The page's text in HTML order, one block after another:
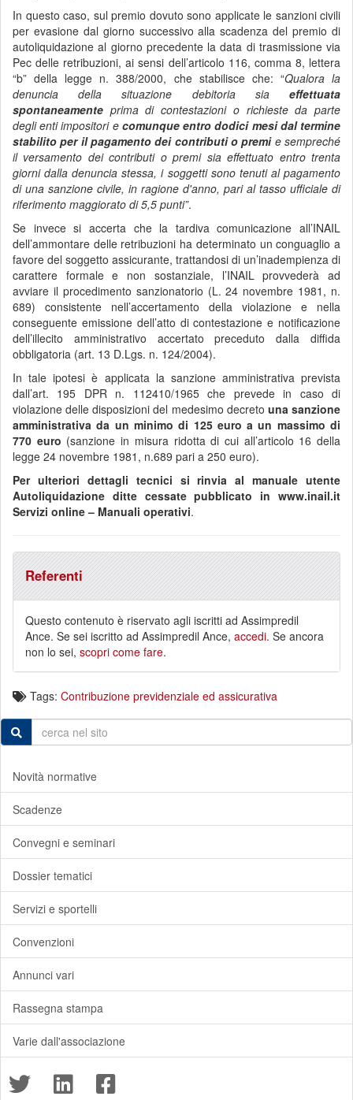
In questo caso, sul premio dovuto sono applicate le sanzioni civili
per evasione dal giorno successivo alla scadenza del premio di
autoliquidazione al giorno precedente la data di trasmissione via
Pec delle retribuzioni, ai sensi dell’articolo 116, comma 8, lettera
“b” della legge n. 388/2000, che stabilisce che: “Qualora la
denuncia della situazione debitoria sia effettuata
spontaneamente prima di contestazioni o richieste da parte
degli enti impositori e comunque entro dodici mesi dal termine
stabilito per il pagamento dei contributi o premie sempreché
il versamento dei contributi o premi sia effettuato entro trenta
giorni dalla denuncia stessa, i soggetti sono tenuti al pagamento
di una sanzione civile, in ragione d'anno, pari al tasso ufficiale di
riferimento maggiorato di 5,5 punti”.
Se invece si accerta che la tardiva comunicazione all’INAIL
dell’ammontare delle retribuzioni ha determinato un conguaglio a
favore del soggetto assicurante, trattandosi di un’inadempienza di
carattere formale e non sostanziale, l’INAIL provvederà ad
avviare il procedimento sanzionatorio (L. 24 novembre 1981, n.
689) consistente nell’accertamento della violazione e nella
conseguente emissione dell’atto di contestazione e notificazione
dell’illecito amministrativo accertato preceduto dalla diffida
obbligatoria (art. 13 D.Lgs. n. 124/2004).
In tale ipotesi è applicata la sanzione amministrativa prevista
dall’art. 195 DPR n. 112410/1965 che prevede in caso di
violazione delle disposizioni del medesimo decreto una sanzione
amministrativa da un minimo di 125 euro a un massimo di
770 euro (sanzione in misura ridotta di cui all’articolo 16 della
legge 24 novembre 1981, n.689 pari a 250 euro).
Per ulteriori dettagli tecnici si rinvia al manuale utente
Autoliquidazione ditte cessate pubblicato in www.inail.it
Servizi online – Manuali operativi.
Referenti
Questo contenuto è riservato agli iscritti ad Assimpredil
Ance. Se sei iscritto ad Assimpredil Ance, accedi. Se ancora
non lo sei, scopri come fare.
Tags: Contribuzione previdenziale ed assicurativa
Novità normative
Scadenze
Convegni e seminari
Dossier tematici
Servizi e sportelli
Convenzioni
Annunci vari
Rassegna stampa
Varie dall'associazione